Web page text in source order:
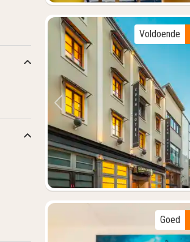
Vorige foto
Voldoende
Goed